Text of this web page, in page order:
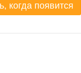
когда появится